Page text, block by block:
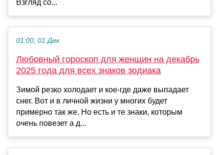
Взгляд со...
01:00, 01 Дек
Любовный гороскоп для женщин на декабрь
2025 года для всех знаков зодиака
Зимой резко холодает и кое-где даже выпадает
снег. Вот и в личной жизни у многих будет
примерно так же. Но есть и те знаки, которым
очень повезет а д...